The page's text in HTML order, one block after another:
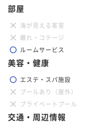
部屋
海が見える客室
離れ・コテージ
ルームサービス
美容・健康
エステ・スパ施設
プールあり（屋外）
プライベートプール
交通・周辺情報